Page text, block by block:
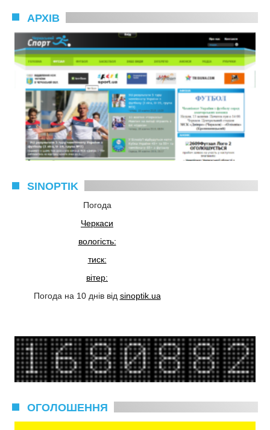
АРХІВ
SINOPTIK
Погода
Черкаси
вологість:
тиск:
вітер:
Погода на 10 днів від sinoptik.ua
ОГОЛОШЕННЯ